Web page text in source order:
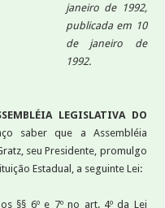
janeiro de 1992,
publicada em 10
de janeiro de
1992.
LEGISLATIVA DO
saber que a Assembléia
seu Presidente, promulgo
Estadual, a seguinte Lei:
§§ 6º e 7º no art. 4º da Lei